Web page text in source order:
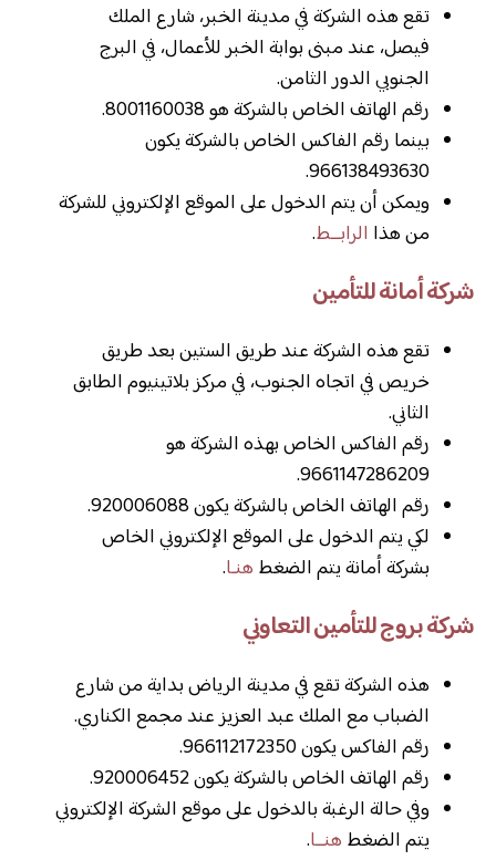
تقع هذه الشركة في مدينة الخبر، شارع الملك
فيصل، عند مبنى بوابة الخبر للأعمال، في البرج
الجنوبي الدور الثامن.
رقم الهاتف الخاص بالشركة هو 8001160038.
بينما رقم الفاكس الخاص بالشركة يكون
966138493630.
ويمكن أن يتم الدخول على الموقع الإلكتروني للشركة
من هذا الرابــط.
شركة أمانة للتأمين
تقع هذه الشركة عند طريق الستين بعد طريق
خريص في اتجاه الجنوب، في مركز بلاتينيوم الطابق
الثاني.
رقم الفاكس الخاص بهذه الشركة هو
9661147286209.
رقم الهاتف الخاص بالشركة يكون 920006088.
لكي يتم الدخول على الموقع الإلكتروني الخاص
بشركة أمانة يتم الضغط هنـا.
شركة بروج للتأمين التعاوني
هذه الشركة تقع في مدينة الرياض بداية من شارع
الضباب مع الملك عبد العزيز عند مجمع الكناري.
رقم الفاكس يكون 966112172350.
رقم الهاتف الخاص بالشركة يكون 920006452.
وفي حالة الرغبة بالدخول على موقع الشركة الإلكتروني
يتم الضغط هنــا.